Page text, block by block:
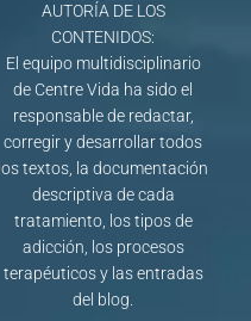
AUTORÍA DE LOS
CONTENIDOS:
El equipo multidisciplinario
de Centre Vida ha sido el
responsable de redactar,
corregir y desarrollar todos
los textos, la documentación
descriptiva de cada
tratamiento, los tipos de
adicción, los procesos
terapéuticos y las entradas
del blog.